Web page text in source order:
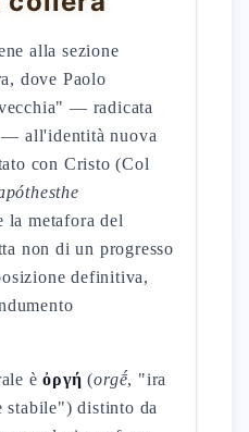
alla sezione
dove Paolo
— radicata
— all'identità nuova
con Cristo (Col
la metafora del
non di un progresso
definitiva,
èὀργή (orgḗ, "ira
stabile") distinto da